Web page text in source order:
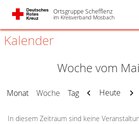
Ortsgruppe Schefflenz
im Kreisverband Mosbach
Kalender
Woche vom
Monat Woche Tag Zurück
Heute
In diesem Zeitraum sind keine